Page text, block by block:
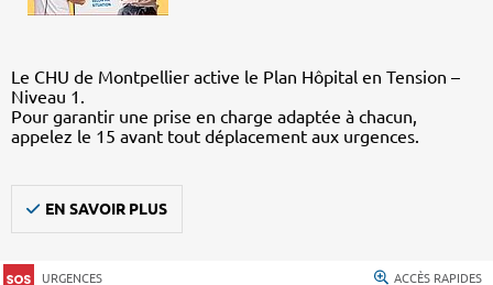
Le CHU de Montpellier active le Plan Hôpital en Tension –
Niveau 1.
Pour garantir une prise en charge adaptée à chacun,
appelez le 15 avant tout déplacement aux urgences.
EN SAVOIR PLUS
URGENCES ACCÈS RAPIDES